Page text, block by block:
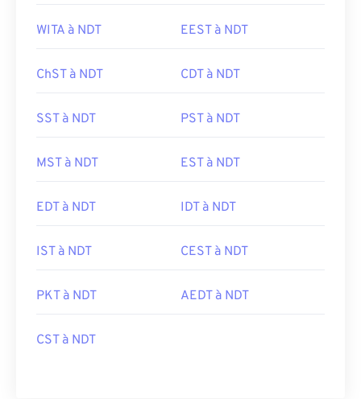
WITA à NDT EEST à NDT
ChST à NDT CDT à NDT
SST à NDT PST à NDT
MST à NDT EST à NDT
EDT à NDT IDT à NDT
IST à NDT CEST à NDT
PKT à NDT AEDT à NDT
CST à NDT